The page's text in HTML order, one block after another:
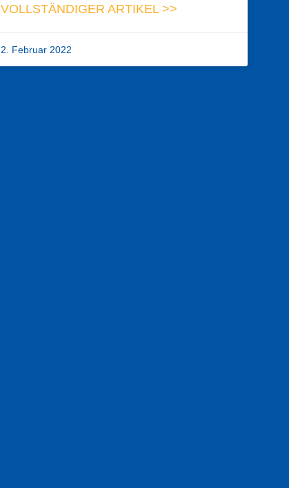
VOLLSTÄNDIGER ARTIKEL >>
2. Februar 2022